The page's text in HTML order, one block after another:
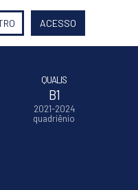
ACESSO
QUALIS
B1
2021-2024
quadriênio